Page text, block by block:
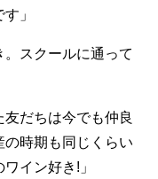
」
スクールに通って
友だちは今でも仲良
の時期も同じくらい
イン好き!」